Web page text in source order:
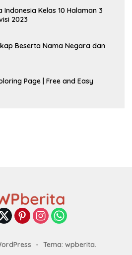
Kelas 10 Halaman 3
2023
Beserta Nama Negara dan
Page | Free and Easy
- Tema: wpberita.